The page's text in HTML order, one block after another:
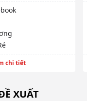
chi tiết
XUẤT